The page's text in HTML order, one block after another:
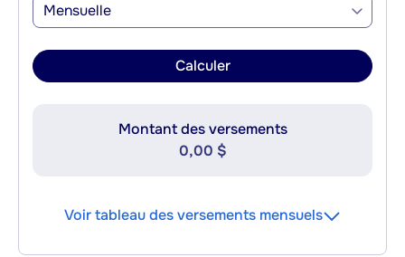
Mensuelle
Calculer
Montant des versements
0,00 $
Voir tableau des versements mensuels